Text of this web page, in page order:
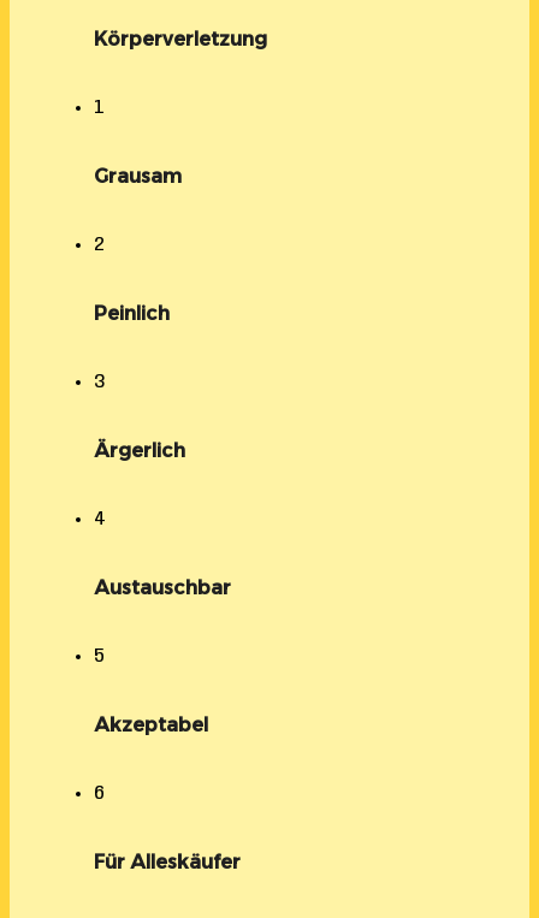
Körperverletzung
1
Grausam
2
Peinlich
3
Ärgerlich
4
Austauschbar
5
Akzeptabel
6
Für Alleskäufer